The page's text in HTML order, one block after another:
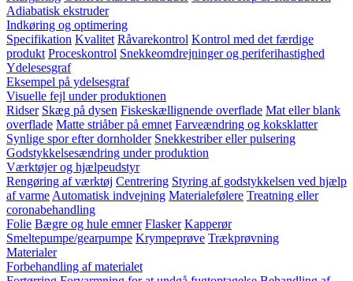
Adiabatisk ekstruder
Indkøring og optimering
Specifikation Kvalitet Råvarekontrol Kontrol med det færdige
produkt Proceskontrol Snekkeomdrejninger og periferihastighed
Ydelesesgraf
Eksempel på ydelsesgraf
Visuelle fejl under produktionen
Ridser Skæg på dysen Fiskeskællignende overflade Mat eller blank
overflade Matte striåber på emnet Farveændring og koksklatter
Synlige spor efter dornholder Snekkestriber eller pulsering
Godstykkelsesændring under produktion
Værktøjer og hjælpeudstyr
Rengøring af værktøj Centrering Styring af godstykkelsen ved hjælp
af varme Automatisk indvejning Materialefølere Treatning eller
coronabehandling
Folie Bægre og hule emner Flasker Kapperør
Smeltepumpe/gearpumpe Krympeprøve Trækprøvning
Materialer
Forbehandling af materialet